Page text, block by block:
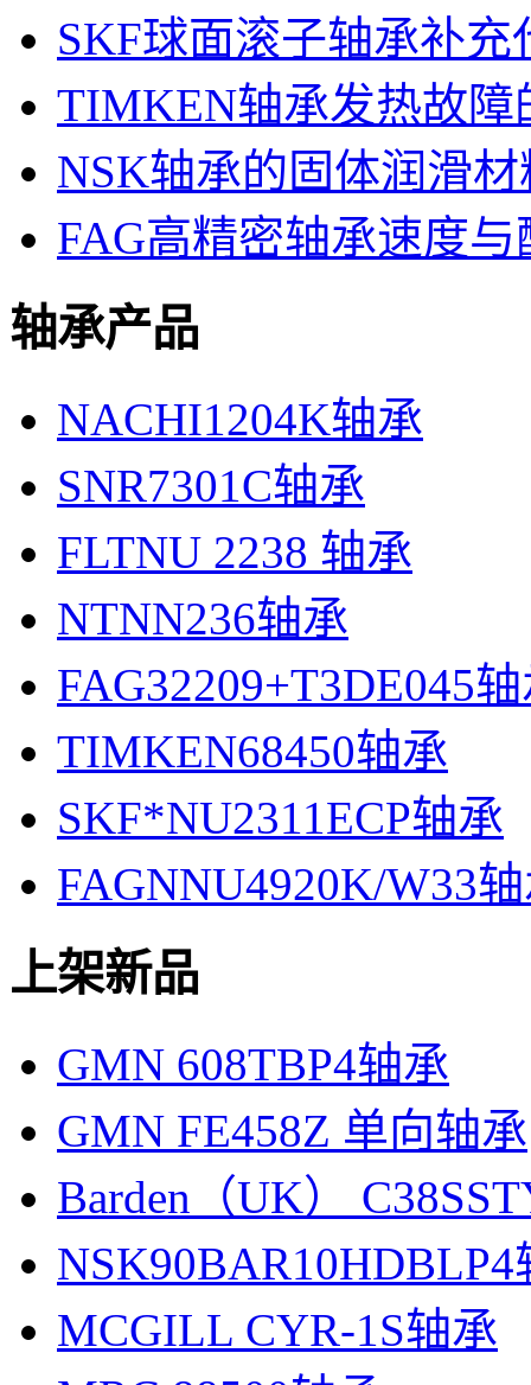
SKF球面滚子轴承补充
TIMKEN轴承发热故障
NSK轴承的固体润滑
FAG高精密轴承速度
轴承产品
NACHI1204K轴承
SNR7301C轴承
FLTNU 2238 轴承
NTNN236轴承
FAG32209+T3DE045
TIMKEN68450轴承
SKF*NU2311ECP轴承
FAGNNU4920K/W33
上架新品
GMN 608TBP4轴承
GMN FE458Z 单向轴承
Barden（UK）
NSK90BAR10HDBLP4
MCGILL CYR-1S轴承